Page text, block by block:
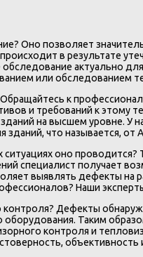
Оно позволяет
в результате
актуально
или обследованием
к
и требований к этому
на высшем уровне.
зданий, что называется, от
оно
специалист получает
выявлять дефекты на
Наши
Дефекты
Таким
контроля и